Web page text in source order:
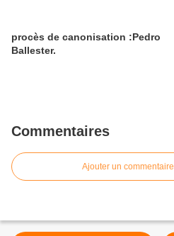
procès de canonisation :Pedro
Ballester.
Commentaires
Ajouter un commentaire